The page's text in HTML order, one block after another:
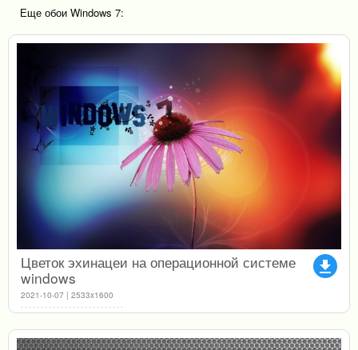
Еще обои Windows 7:
file_download
Цветок эхинацеи на операционной системе
windows
2021-10-07 | 2533x1600